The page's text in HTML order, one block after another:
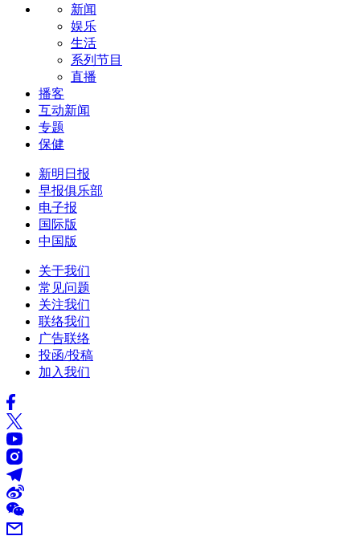
新闻
娱乐
生活
系列节目
直播
播客
互动新闻
专题
保健
新明日报
早报俱乐部
电子报
国际版
中国版
关于我们
常见问题
关注我们
联络我们
广告联络
投函/投稿
加入我们